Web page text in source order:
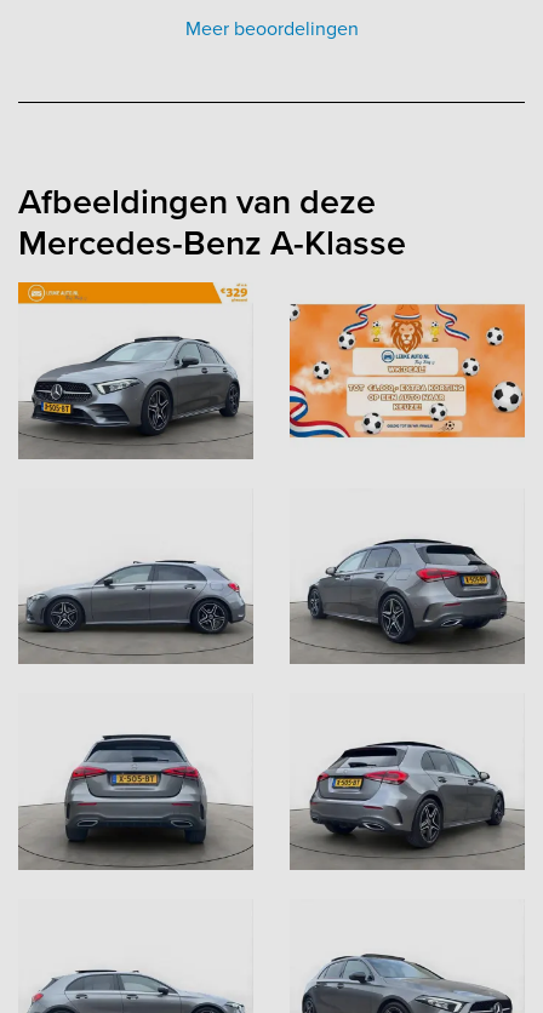
Meer beoordelingen
Afbeeldingen van deze
Mercedes-Benz A-Klasse